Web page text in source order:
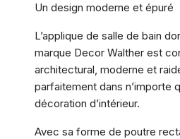
Un design moderne et épuré
L’applique de salle de bain
marque Decor Walther est
architectural, moderne et
parfaitement dans n’importe
décoration d’intérieur.
Avec sa forme de poutre